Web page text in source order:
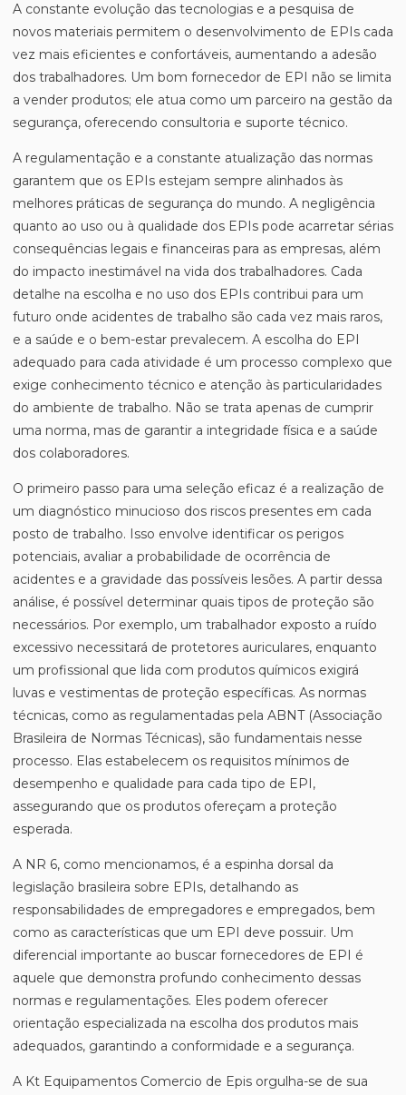
A constante evolução das tecnologias e a pesquisa de
novos materiais permitem o desenvolvimento de EPIs cada
vez mais eficientes e confortáveis, aumentando a adesão
dos trabalhadores. Um bom fornecedor de EPI não se limita
a vender produtos; ele atua como um parceiro na gestão da
segurança, oferecendo consultoria e suporte técnico.
A regulamentação e a constante atualização das normas
garantem que os EPIs estejam sempre alinhados às
melhores práticas de segurança do mundo. A negligência
quanto ao uso ou à qualidade dos EPIs pode acarretar sérias
consequências legais e financeiras para as empresas, além
do impacto inestimável na vida dos trabalhadores. Cada
detalhe na escolha e no uso dos EPIs contribui para um
futuro onde acidentes de trabalho são cada vez mais raros,
e a saúde e o bem-estar prevalecem. A escolha do EPI
adequado para cada atividade é um processo complexo que
exige conhecimento técnico e atenção às particularidades
do ambiente de trabalho. Não se trata apenas de cumprir
uma norma, mas de garantir a integridade física e a saúde
dos colaboradores.
O primeiro passo para uma seleção eficaz é a realização de
um diagnóstico minucioso dos riscos presentes em cada
posto de trabalho. Isso envolve identificar os perigos
potenciais, avaliar a probabilidade de ocorrência de
acidentes e a gravidade das possíveis lesões. A partir dessa
análise, é possível determinar quais tipos de proteção são
necessários. Por exemplo, um trabalhador exposto a ruído
excessivo necessitará de protetores auriculares, enquanto
um profissional que lida com produtos químicos exigirá
luvas e vestimentas de proteção específicas. As normas
técnicas, como as regulamentadas pela ABNT (Associação
Brasileira de Normas Técnicas), são fundamentais nesse
processo. Elas estabelecem os requisitos mínimos de
desempenho e qualidade para cada tipo de EPI,
assegurando que os produtos ofereçam a proteção
esperada.
A NR 6, como mencionamos, é a espinha dorsal da
legislação brasileira sobre EPIs, detalhando as
responsabilidades de empregadores e empregados, bem
como as características que um EPI deve possuir. Um
diferencial importante ao buscar fornecedores de EPI é
aquele que demonstra profundo conhecimento dessas
normas e regulamentações. Eles podem oferecer
orientação especializada na escolha dos produtos mais
adequados, garantindo a conformidade e a segurança.
A Kt Equipamentos Comercio de Epis orgulha-se de sua